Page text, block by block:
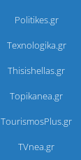
Politikes.gr
Texnologika.gr
Thisishellas.gr
Topikanea.gr
TourismosPlus.gr
TVnea.gr